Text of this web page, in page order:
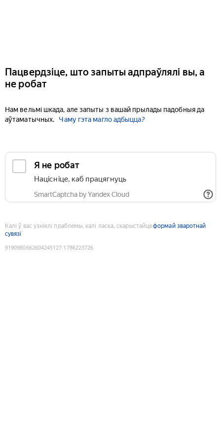
Пацвердзіце, што запыты адпраўлялі вы, а
не робат
Нам вельмі шкада, але запыты з вашай прылады падобныя да
аўтаматычных.
Чаму гэта магло адбыцца?
Я не робат
Націсніце, каб працягнуць
SmartCaptcha by Yandex Cloud
Калі ў вас узніклі праблемы, калі ласка, скарыстайцеформай зваротнай
сувязі
9190980662604245127:1786223726